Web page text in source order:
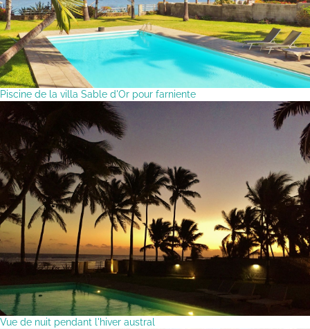
Piscine de la villa Sable d'Or pour farniente
Vue de nuit pendant l'hiver austral